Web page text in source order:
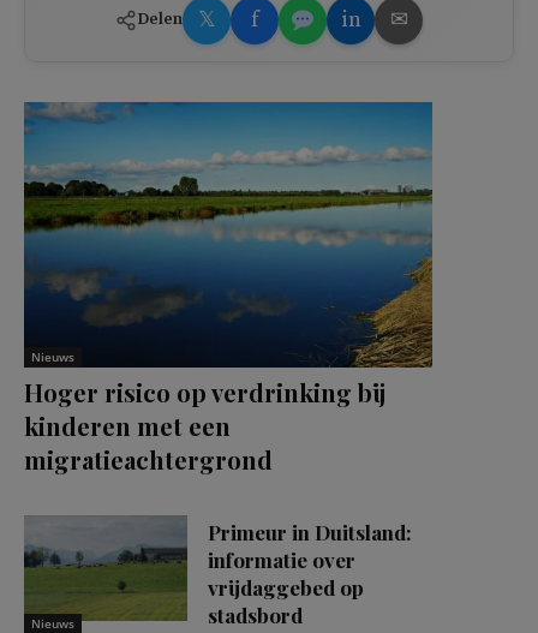
Delen 𝕏 f in ✉
Nieuws
Hoger risico op verdrinking bij
kinderen met een
migratieachtergrond
Nieuws
Primeur in Duitsland:
informatie over
vrijdaggebed op
stadsbord